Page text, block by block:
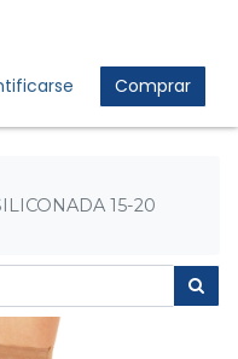
Comprar
15-20